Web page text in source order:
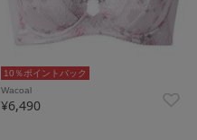
10％ポイントバック
Wacoal
¥6,490